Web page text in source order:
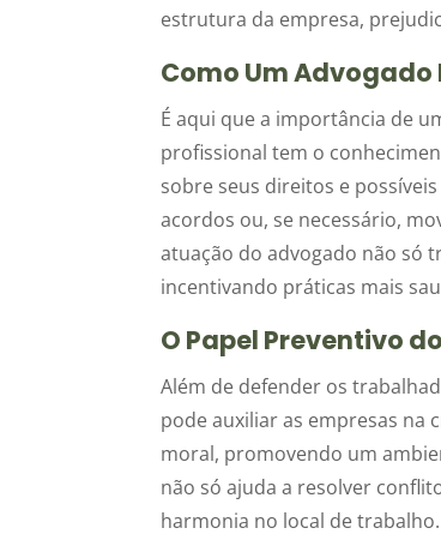
estrutura da empresa,
Como Um Advogado
É aqui que a importância de
profissional tem o
sobre seus direitos e
acordos ou, se necessário,
atuação do advogado não só
incentivando práticas mais
O Papel Preventivo
Além de defender os
pode auxiliar as empresas na
moral, promovendo um
não só ajuda a resolver
harmonia no local de